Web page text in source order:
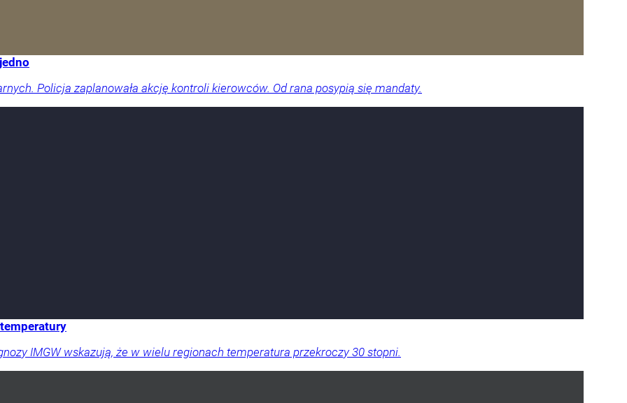
Policja zaplanowała akcję kontroli kierowców. Od rana posypią się mandaty.
IMGW wskazują, że w wielu regionach temperatura przekroczy 30 stopni.